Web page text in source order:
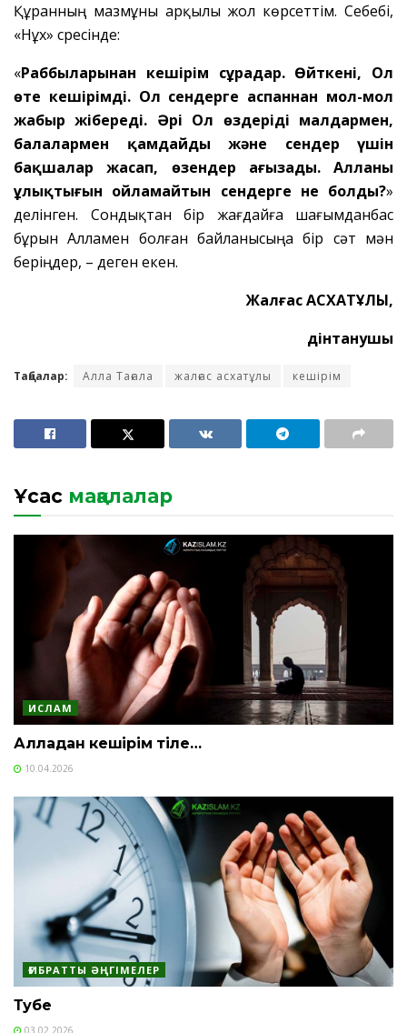
Құранның мазмұны арқылы жол көрсеттім. Себебі,
«Нұх» сүресінде:
«Раббыларыңнан кешірім сұраңдар. Өйткені, Ол
өте кешірімді. Ол сендерге аспаннан мол-мол
жаңбыр жібереді. Әрі Ол өздеріңді малдармен,
балалармен қамдайды және сендер үшін
бақшалар жасап, өзендер ағызады. Алланың
ұлықтығын ойламайтын сендерге не болды?»
делінген. Сондықтан бір жағдайға шағымданбас
бұрын Алламен болған байланысыңа бір сәт мән
беріңдер, – деген екен.
Жалғас АСХАТҰЛЫ,
дінтанушы
Таңбалар: Алла Тағала жалғас асхатұлы кешірім
Ұқсас мақалалар
ИСЛАМ
Алладан кешірім тіле…
10.04.2026
ҒИБРАТТЫ ӘҢГІМЕЛЕР
Тәубе